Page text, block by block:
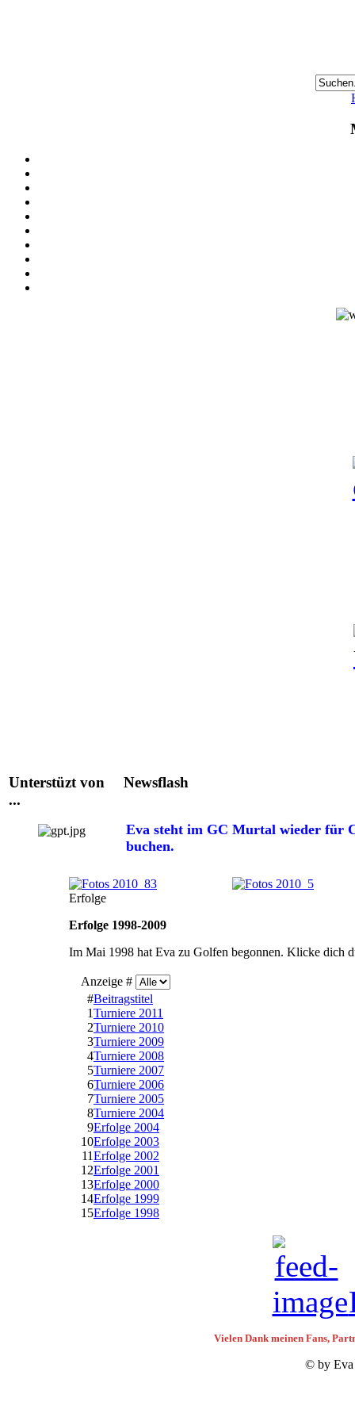
Unterstüzt von
...
Newsflash
Eva steht im GC Murtal wieder für
buchen.
Erfolge
Erfolge 1998-2009
Im Mai 1998 hat Eva zu Golfen begonnen. Klicke dich
Anzeige #
#Beitragstitel
1Turniere 2011
2Turniere 2010
3Turniere 2009
4Turniere 2008
5Turniere 2007
6Turniere 2006
7Turniere 2005
8Turniere 2004
9Erfolge 2004
10Erfolge 2003
11Erfolge 2002
12Erfolge 2001
13Erfolge 2000
14Erfolge 1999
15Erfolge 1998
Vielen Dank meinen Fans,
© by Eva